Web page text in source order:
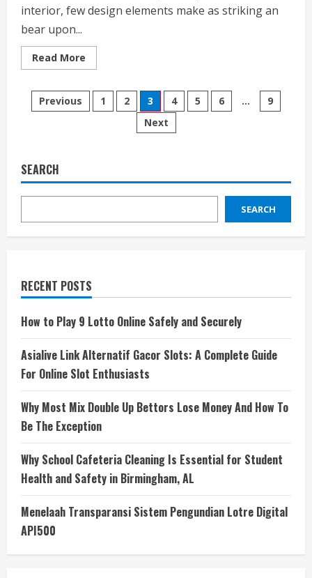
interior, few design elements make as striking an
bear upon...
Read More
more
Picks:
The
Best
D
Cor
Posts
Previous 1 2 3 4 5 6 …
9
Next
SEARCH
SEARCH
RECENT POSTS
How to Play 9 Lotto Online Safely and Securely
Asialive Link Alternatif Gacor Slots: A Complete Guide
For Online Slot Enthusiasts
Why Most Mix Double Up Bettors Lose Money And How To
Be The Exception
Why School Cafeteria Cleaning Is Essential for Student
Health and Safety in Birmingham, AL
Menelaah Transparansi Sistem Pengundian Lotre Digital
API500